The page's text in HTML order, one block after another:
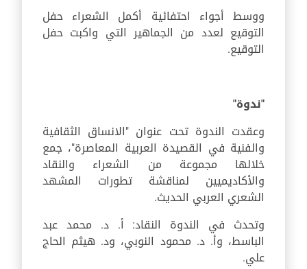
ووسط أجواء احتفائية أكمل الشعراء حفل
التوقيع لعدد من الجماهير التي واكبت حفل
التوقيع.
"ندوة"
وعقدت الندوة تحت عنوان "الانساق الثقافية
والفنية في القصيدة العربية المعاصرة"، جمع
خلالها مجموعة من الشعراء والنقاد
والأكاديميين لمناقشة تطورات المشهد
الشعري العربي الحديث.
وتحدث في الندوة النقاد: أ. د. محمد عبد
الباسط، وأ. د. محمود النوبي، ود. هيثم الحاج
علي.